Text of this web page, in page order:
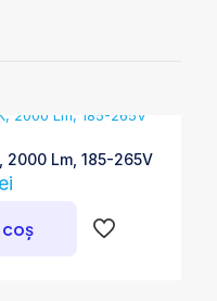
2000 Lm, 185-265V